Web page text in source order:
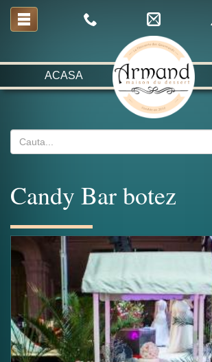
ACASA
Candy Bar botez